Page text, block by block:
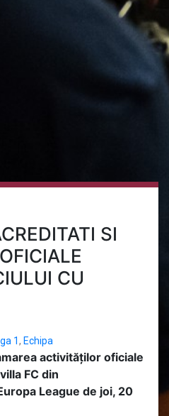
SI
CU
1, Echipa
activităților oficiale
FC din
League de joi, 20